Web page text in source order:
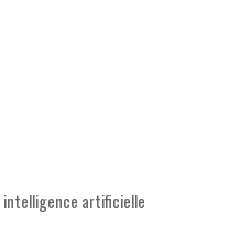
intelligence artificielle